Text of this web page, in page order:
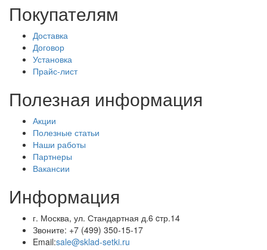
Покупателям
Доставка
Договор
Установка
Прайс-лист
Полезная информация
Акции
Полезные статьи
Наши работы
Партнеры
Вакансии
Информация
г. Москва, ул. Стандартная д.6 cтр.14
Звоните: +7 (499) 350-15-17
Email:sale@sklad-setki.ru